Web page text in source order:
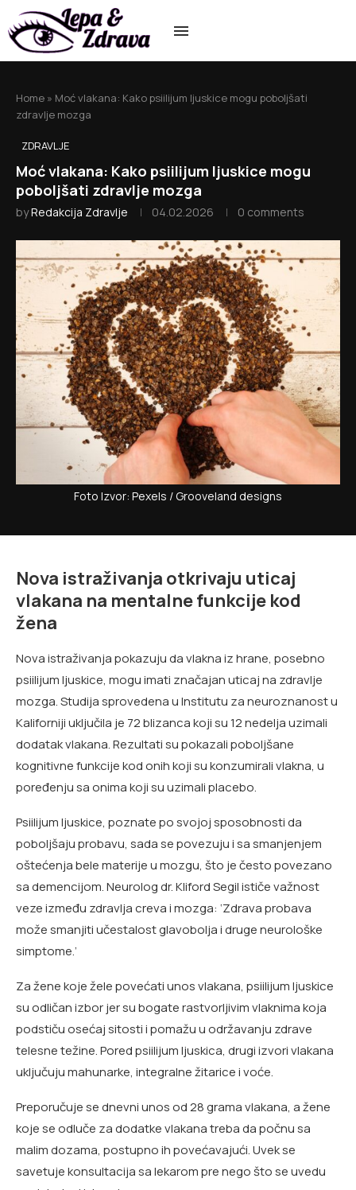
Home » Moć vlakana: Kako psiilijum ljuskice mogu poboljšati
zdravlje mozga
ZDRAVLJE
Moć vlakana: Kako psiilijum ljuskice mogu
poboljšati zdravlje mozga
byRedakcija Zdravlje 04.02.2026 0 comments
Foto Izvor: Pexels / Grooveland designs
Nova istraživanja otkrivaju uticaj
vlakana na mentalne funkcije kod
žena
Nova istraživanja pokazuju da vlakna iz hrane, posebno
psiilijum ljuskice, mogu imati značajan uticaj na zdravlje
mozga. Studija sprovedena u Institutu za neuroznanost u
Kaliforniji uključila je 72 blizanca koji su 12 nedelja uzimali
dodatak vlakana. Rezultati su pokazali poboljšane
kognitivne funkcije kod onih koji su konzumirali vlakna, u
poređenju sa onima koji su uzimali placebo.
Psiilijum ljuskice, poznate po svojoj sposobnosti da
poboljšaju probavu, sada se povezuju i sa smanjenjem
oštećenja bele materije u mozgu, što je često povezano
sa demencijom. Neurolog dr. Kliford Segil ističe važnost
veze između zdravlja creva i mozga: ‘Zdrava probava
može smanjiti učestalost glavobolja i druge neurološke
simptome.’
Za žene koje žele povećati unos vlakana, psiilijum ljuskice
su odličan izbor jer su bogate rastvorljivim vlaknima koja
podstiču osećaj sitosti i pomažu u održavanju zdrave
telesne težine. Pored psiilijum ljuskica, drugi izvori vlakana
uključuju mahunarke, integralne žitarice i voće.
Preporučuje se dnevni unos od 28 grama vlakana, a žene
koje se odluče za dodatke vlakana treba da počnu sa
malim dozama, postupno ih povećavajući. Uvek se
savetuje konsultacija sa lekarom pre nego što se uvedu